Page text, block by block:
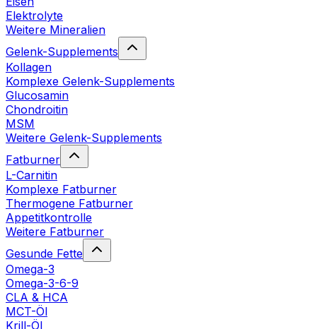
Elektrolyte
Weitere Mineralien
Gelenk-Supplements
Kollagen
Komplexe Gelenk-Supplements
Glucosamin
Chondroitin
MSM
Weitere Gelenk-Supplements
Fatburner
L-Carnitin
Komplexe Fatburner
Thermogene Fatburner
Appetitkontrolle
Weitere Fatburner
Gesunde Fette
Omega-3
Omega-3-6-9
CLA & HCA
MCT-Öl
Krill-Öl